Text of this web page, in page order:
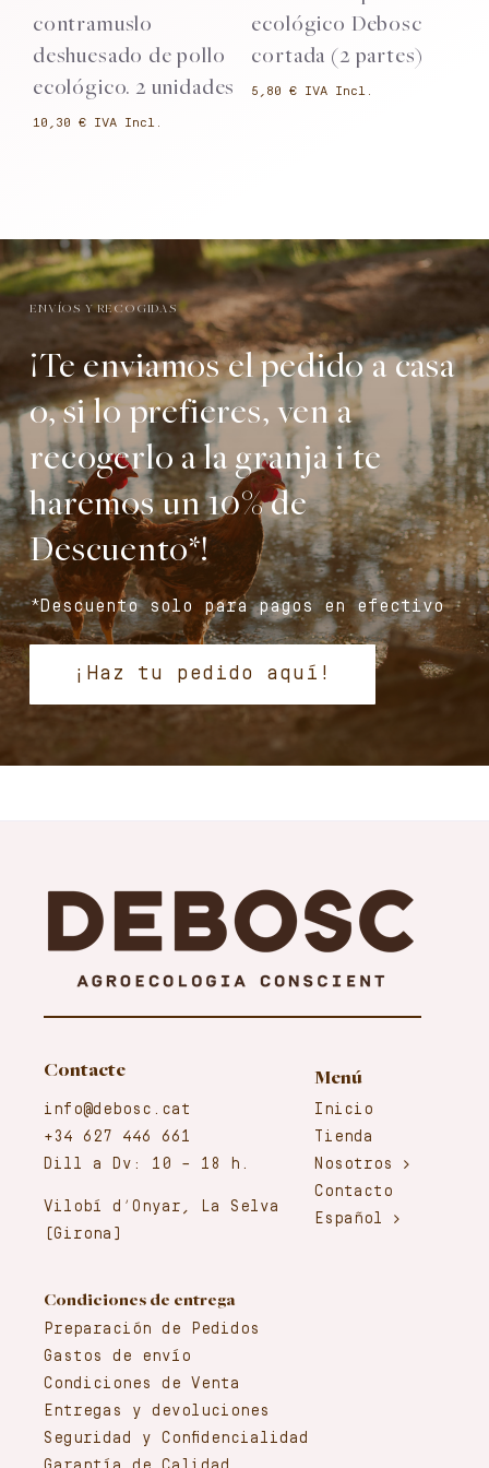
contramuslo
deshuesado de pollo
ecológico. 2 unidades
€
ecológico Debosc
cortada (2 partes)
€
ENVÍOS Y RECOGIDAS
¡Te enviamos el pedido a casa
o, si lo prefieres, ven a
recogerlo a la granja i te
haremos un 10% de
Descuento*!
*Descuento solo para pagos en efectivo
¡Haz tu pedido aquí!
Menú
Inicio
Tienda
Nosotros
Contacto
Español
Contacte
info@debosc.cat
+34 627 446 661
Dill a Dv: 10 – 18 h.
Vilobí d’Onyar, La Selva
(Girona)
Condiciones de entrega
Preparación de Pedidos
Gastos de envío
Condiciones de Venta
Entregas y devoluciones
Seguridad y Confidencialidad